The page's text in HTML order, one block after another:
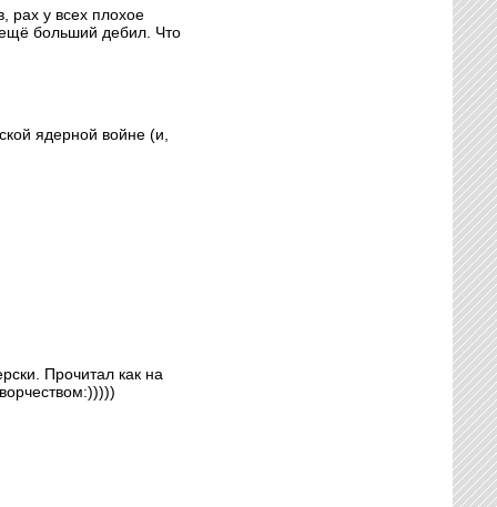
рах у всех плохое
больший дебил. Что
ядерной войне (и,
Прочитал как на